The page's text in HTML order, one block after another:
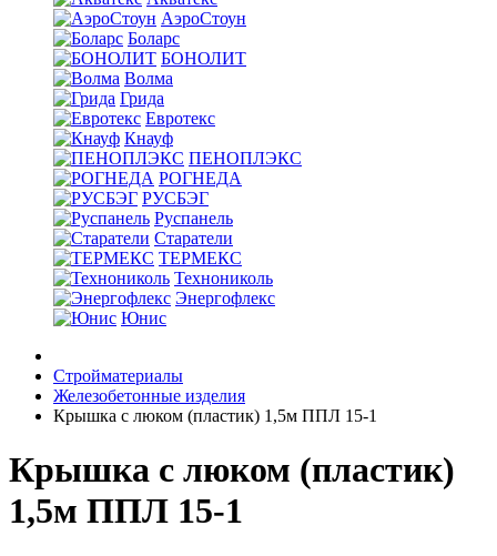
АэроСтоун
Боларс
БОНОЛИТ
Волма
Грида
Евротекс
Кнауф
ПЕНОПЛЭКС
РОГНЕДА
РУСБЭГ
Руспанель
Старатели
ТЕРМЕКС
Технониколь
Энергофлекс
Юнис
Стройматериалы
Железобетонные изделия
Крышка с люком (пластик) 1,5м ППЛ 15-1
Крышка с люком (пластик)
1,5м ППЛ 15-1